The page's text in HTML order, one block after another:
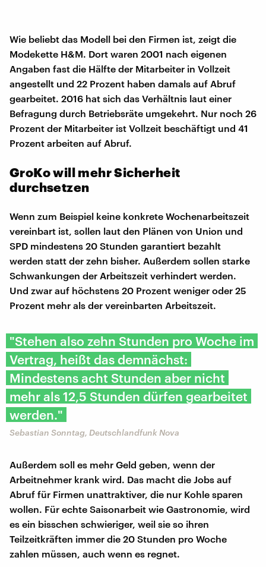
Wie beliebt das Modell bei den Firmen ist, zeigt die
Modekette H&M. Dort waren 2001 nach eigenen
Angaben fast die Hälfte der Mitarbeiter in Vollzeit
angestellt und 22 Prozent haben damals auf Abruf
gearbeitet. 2016 hat sich das Verhältnis laut einer
Befragung durch Betriebsräte umgekehrt. Nur noch 26
Prozent der Mitarbeiter ist Vollzeit beschäftigt und 41
Prozent arbeiten auf Abruf.
GroKo will mehr Sicherheit
durchsetzen
Wenn zum Beispiel keine konkrete Wochenarbeitszeit
vereinbart ist, sollen laut den Plänen von Union und
SPD mindestens 20 Stunden garantiert bezahlt
werden statt der zehn bisher. Außerdem sollen starke
Schwankungen der Arbeitszeit verhindert werden.
Und zwar auf höchstens 20 Prozent weniger oder 25
Prozent mehr als der vereinbarten Arbeitszeit.
"Stehen also zehn Stunden pro Woche im
Vertrag, heißt das demnächst:
Mindestens acht Stunden aber nicht
mehr als 12,5 Stunden dürfen gearbeitet
werden."
Sebastian Sonntag, Deutschlandfunk Nova
Außerdem soll es mehr Geld geben, wenn der
Arbeitnehmer krank wird. Das macht die Jobs auf
Abruf für Firmen unattraktiver, die nur Kohle sparen
wollen. Für echte Saisonarbeit wie Gastronomie, wird
es ein bisschen schwieriger, weil sie so ihren
Teilzeitkräften immer die 20 Stunden pro Woche
zahlen müssen, auch wenn es regnet.